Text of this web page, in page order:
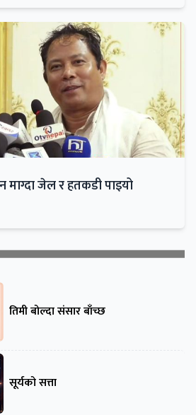
माग्दा जेल र हतकडी पाइयो
तिमी बोल्दा संसार बाँच्छ
सूर्यको सत्ता